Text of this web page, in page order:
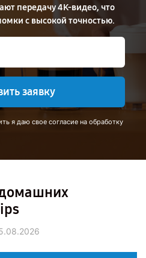
передачу 4K-видео, что
с высокой точностью.
заявку
я даю свое согласие на обработку